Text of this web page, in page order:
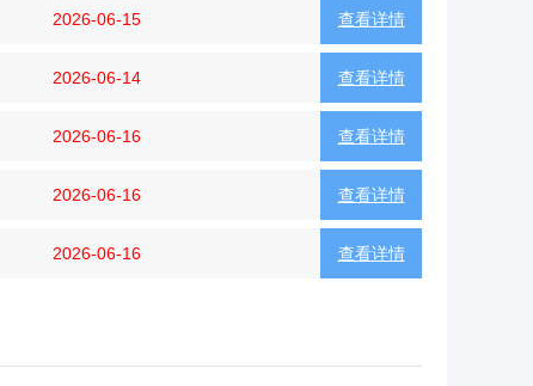
查看详情
2026-06-15
查看详情
2026-06-14
查看详情
2026-06-16
查看详情
2026-06-16
查看详情
2026-06-16